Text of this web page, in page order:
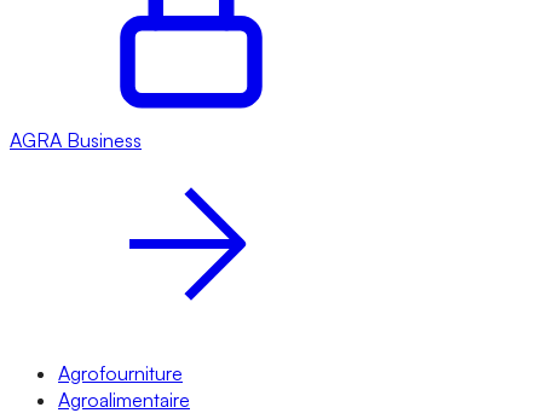
AGRA Business
Agrofourniture
Agroalimentaire